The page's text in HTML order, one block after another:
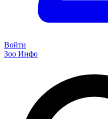
Войти
Зоо Инфо